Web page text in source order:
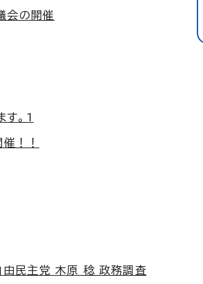
会の開催
。1
！！
由民主党 木原 稔 政務調査